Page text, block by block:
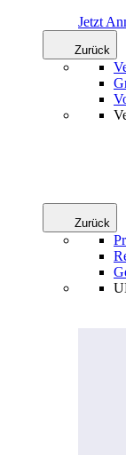
Jetzt
Zurück
Zurück